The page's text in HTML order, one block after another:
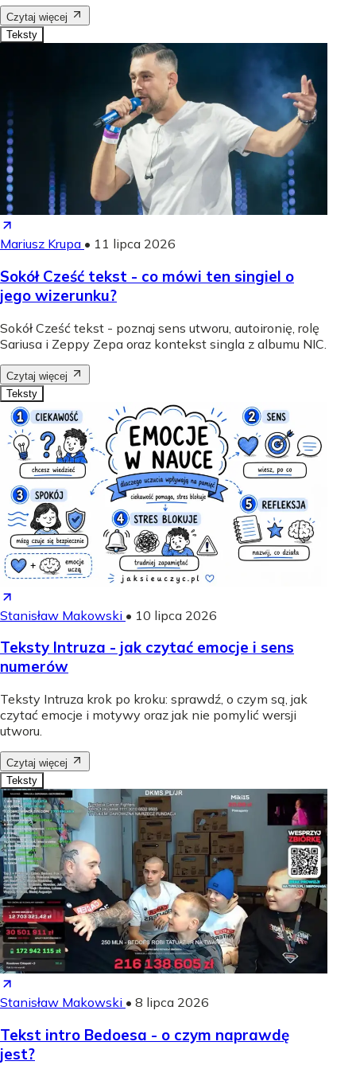
Czytaj więcej
Teksty
Mariusz Krupa • 11 lipca 2026
Sokół Cześć tekst - co mówi ten singiel o
jego wizerunku?
Sokół Cześć tekst - poznaj sens utworu, autoironię, rolę
Sariusa i Zeppy Zepa oraz kontekst singla z albumu NIC.
Czytaj więcej
Teksty
Stanisław Makowski • 10 lipca 2026
Teksty Intruza - jak czytać emocje i sens
numerów
Teksty Intruza krok po kroku: sprawdź, o czym są, jak
czytać emocje i motywy oraz jak nie pomylić wersji
utworu.
Czytaj więcej
Teksty
Stanisław Makowski • 8 lipca 2026
Tekst intro Bedoesa - o czym naprawdę
jest?